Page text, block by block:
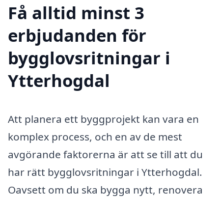
Få alltid minst 3
erbjudanden för
bygglovsritningar i
Ytterhogdal
Att planera ett byggprojekt kan vara en
komplex process, och en av de mest
avgörande faktorerna är att se till att du
har rätt bygglovsritningar i Ytterhogdal.
Oavsett om du ska bygga nytt, renovera